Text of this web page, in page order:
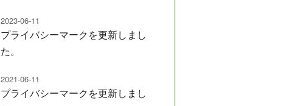
2023-06-11
プライバシーマークを更新しまし
た。
2021-06-11
プライバシーマークを更新しまし